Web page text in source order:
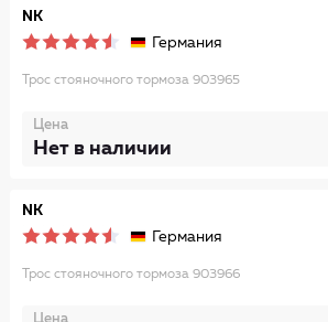
NK
Германия
Трос стояночного тормоза 903965
Цена
Нет в наличии
NK
Германия
Трос стояночного тормоза 903966
Цена